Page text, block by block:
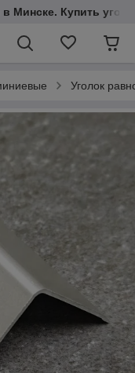
Купить
Уголок